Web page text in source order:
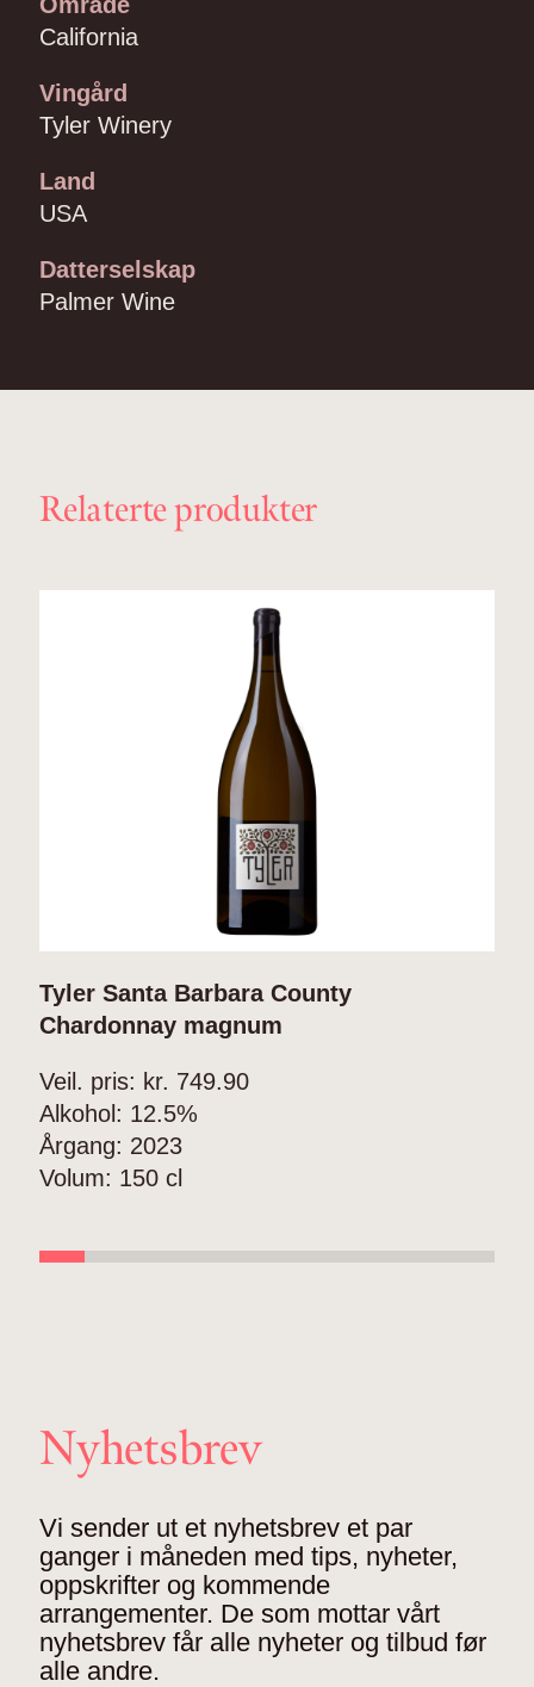
California
Vingård
Tyler Winery
Land
USA
Datterselskap
Palmer Wine
Relaterte produkter
Tyler Santa Barbara County
Chardonnay magnum
Veil. pris: kr. 749.90
Alkohol: 12.5%
Årgang: 2023
Volum: 150 cl
Nyhetsbrev
Vi sender ut et nyhetsbrev et par
ganger i måneden med tips, nyheter,
oppskrifter og kommende
arrangementer. De som mottar vårt
nyhetsbrev får alle nyheter og tilbud før
alle andre.